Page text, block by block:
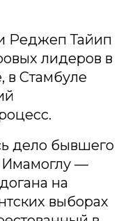
Реджеп Тайип
лидеров в
в Стамбуле
дело бывшего
Имамоглу —
на
выборах